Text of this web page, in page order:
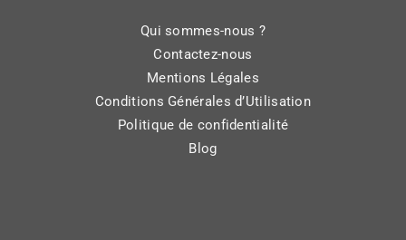
Qui sommes-nous ?
Contactez-nous
Mentions Légales
Conditions Générales d’Utilisation
Politique de confidentialité
Blog